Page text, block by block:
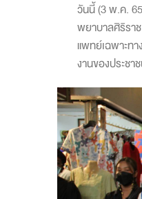
วันนี้ (3 พ.ค.
พยาบาลศิริรา
แพทย์เฉพาะท
งานของประช